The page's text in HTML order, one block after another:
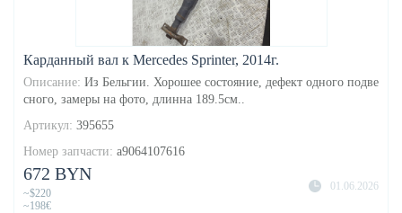
Карданный вал к Mercedes Sprinter, 2014г.
Описание: Из Бельгии. Хорошее состояние, дефект одного подве
сного, замеры на фото, длинна 189.5см..
Артикул: 395655
Номер запчасти: a9064107616
01.06.2026
672 BYN
~$220
~198€